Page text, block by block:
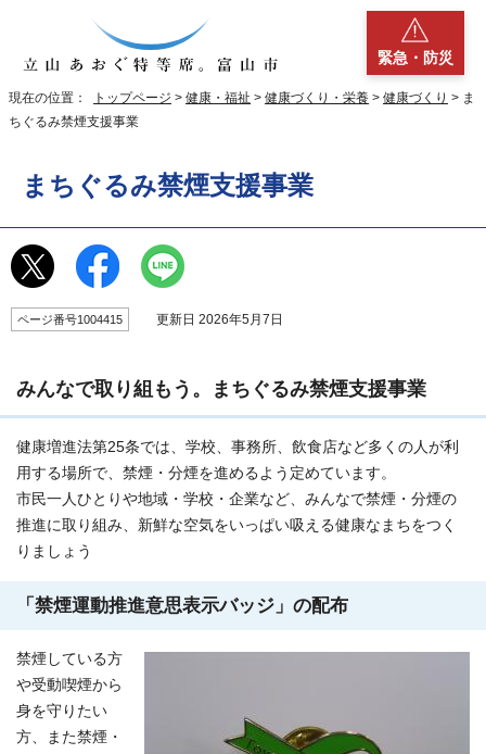
緊急・防災
現在の位置： トップページ > 健康・福祉 > 健康づくり・栄養 > 健康づくり > ま
ちぐるみ禁煙支援事業
まちぐるみ禁煙支援事業
ページ番号1004415 更新日 2026年5月7日
みんなで取り組もう。まちぐるみ禁煙支援事業
健康増進法第25条では、学校、事務所、飲食店など多くの人が利
用する場所で、禁煙・分煙を進めるよう定めています。
市民一人ひとりや地域・学校・企業など、みんなで禁煙・分煙の
推進に取り組み、新鮮な空気をいっぱい吸える健康なまちをつく
りましょう
「禁煙運動推進意思表示バッジ」の配布
禁煙している方
や受動喫煙から
身を守りたい
方、また禁煙・